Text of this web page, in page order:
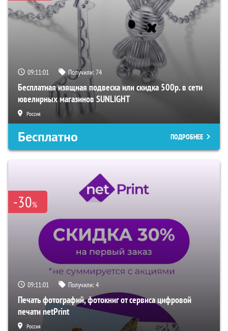
09:11:00 Получили:74
Бесплатная изящная подвеска или скидка 500р. в сети
ювелирных магазинов SUNLIGHT
Россия
Бесплатно ПОДРОБНЕЕ
-30%
09:11:00 Получили:4
Печать фотографий, фотокниг от сервиса цифровой
печати netPrint
Россия